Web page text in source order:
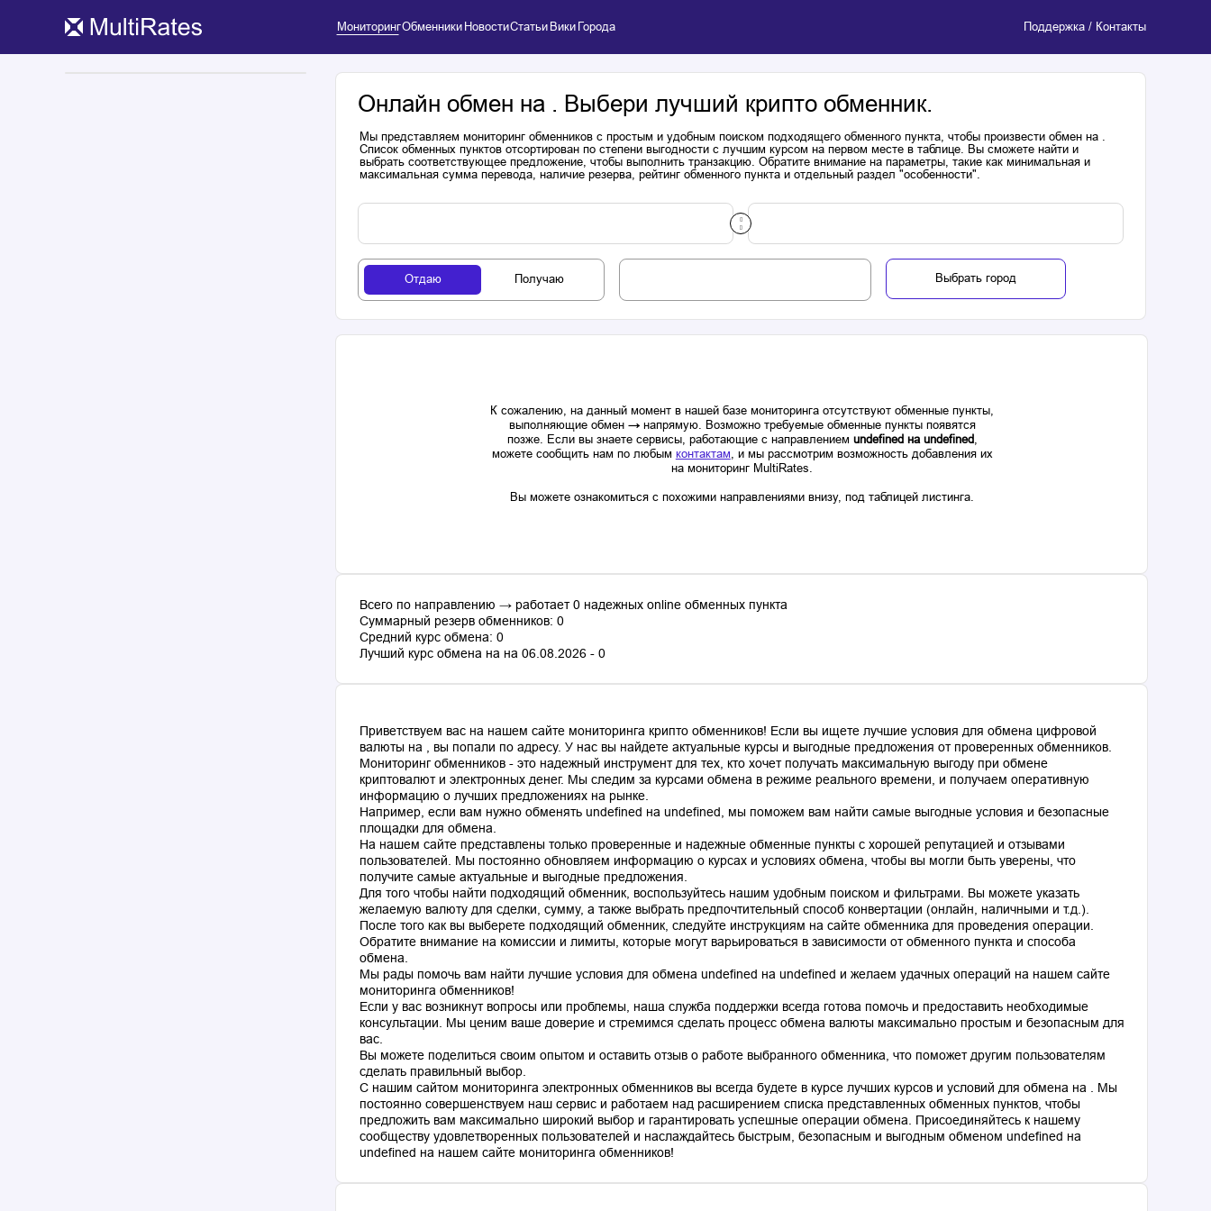
МониторингОбменники НовостиСтатьи Вики Города Поддержка / Контакты
Онлайн обмен на . Выбери лучший крипто обменник.
Мы представляем мониторинг обменников с простым и удобным поиском подходящего обменного пункта, чтобы произвести обмен на .
Список обменных пунктов отсортирован по степени выгодности с лучшим курсом на первом месте в таблице. Вы сможете найти и
выбрать соответствующее предложение, чтобы выполнить транзакцию. Обратите внимание на параметры, такие как минимальная и
максимальная сумма перевода, наличие резерва, рейтинг обменного пункта и отдельный раздел "особенности".
Отдаю Получаю Выбрать город
К сожалению, на данный момент в нашей базе мониторинга отсутствуют обменные пункты,
выполняющие обмен → напрямую. Возможно требуемые обменные пункты появятся
позже. Если вы знаете сервисы, работающие с направлением undefined на undefined,
можете сообщить нам по любым контактам, и мы рассмотрим возможность добавления их
на мониторинг MultiRates.
Вы можете ознакомиться с похожими направлениями внизу, под таблицей листинга.
Всего по направлению → работает 0 надежных online обменных пункта
Суммарный резерв обменников: 0
Средний курс обмена: 0
Лучший курс обмена на на 06.08.2026 - 0
Приветствуем вас на нашем сайте мониторинга крипто обменников! Если вы ищете лучшие условия для обмена цифровой
валюты на , вы попали по адресу. У нас вы найдете актуальные курсы и выгодные предложения от проверенных обменников.
Мониторинг обменников - это надежный инструмент для тех, кто хочет получать максимальную выгоду при обмене
криптовалют и электронных денег. Мы следим за курсами обмена в режиме реального времени, и получаем оперативную
информацию о лучших предложениях на рынке.
Например, если вам нужно обменять undefined на undefined, мы поможем вам найти самые выгодные условия и безопасные
площадки для обмена.
На нашем сайте представлены только проверенные и надежные обменные пункты с хорошей репутацией и отзывами
пользователей. Мы постоянно обновляем информацию о курсах и условиях обмена, чтобы вы могли быть уверены, что
получите самые актуальные и выгодные предложения.
Для того чтобы найти подходящий обменник, воспользуйтесь нашим удобным поиском и фильтрами. Вы можете указать
желаемую валюту для сделки, сумму, а также выбрать предпочтительный способ конвертации (онлайн, наличными и т.д.).
После того как вы выберете подходящий обменник, следуйте инструкциям на сайте обменника для проведения операции.
Обратите внимание на комиссии и лимиты, которые могут варьироваться в зависимости от обменного пункта и способа
обмена.
Мы рады помочь вам найти лучшие условия для обмена undefined на undefined и желаем удачных операций на нашем сайте
мониторинга обменников!
Если у вас возникнут вопросы или проблемы, наша служба поддержки всегда готова помочь и предоставить необходимые
консультации. Мы ценим ваше доверие и стремимся сделать процесс обмена валюты максимально простым и безопасным для
вас.
Вы можете поделиться своим опытом и оставить отзыв о работе выбранного обменника, что поможет другим пользователям
сделать правильный выбор.
С нашим сайтом мониторинга электронных обменников вы всегда будете в курсе лучших курсов и условий для обмена на . Мы
постоянно совершенствуем наш сервис и работаем над расширением списка представленных обменных пунктов, чтобы
предложить вам максимально широкий выбор и гарантировать успешные операции обмена. Присоединяйтесь к нашему
сообществу удовлетворенных пользователей и наслаждайтесь быстрым, безопасным и выгодным обменом undefined на